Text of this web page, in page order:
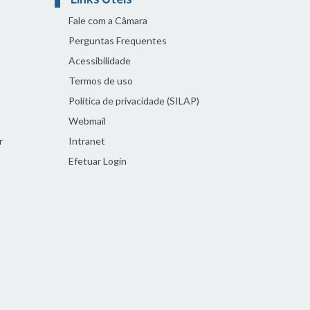
Fale com a Câmara
Perguntas Frequentes
Acessibilidade
Termos de uso
Política de privacidade (SILAP)
Webmail
Intranet
Efetuar Login